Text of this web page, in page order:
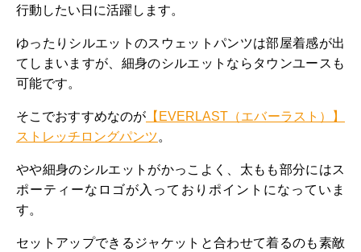
行動したい日に活躍します。
ゆったりシルエットのスウェットパンツは部屋着感が出
てしまいますが、細身のシルエットならタウンユースも
可能です。
そこでおすすめなのが 【EVERLAST（エバーラスト）】
ストレッチロングパンツ。
やや細身のシルエットがかっこよく、太もも部分にはス
ポーティーなロゴが入っておりポイントになっていま
す。
セットアップできるジャケットと合わせて着るのも素敵